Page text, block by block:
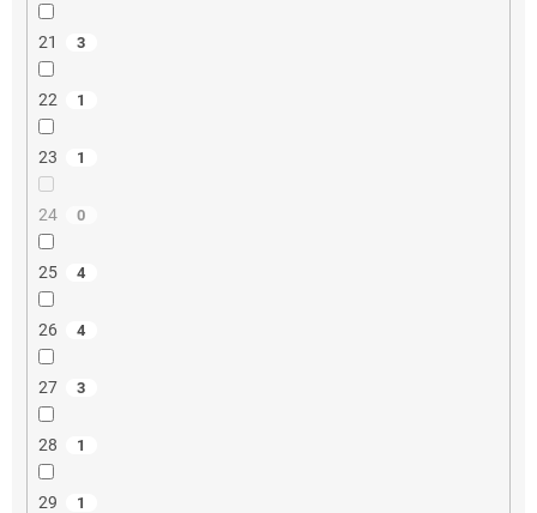
21 3
22 1
23 1
24 0
25 4
26 4
27 3
28 1
29 1